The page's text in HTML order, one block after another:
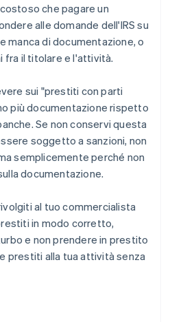
che pagare un
alle domande dell'IRS su
manca di documentazione, o
fra il titolare e l'attività.
sui "prestiti con parti
più documentazione rispetto
Se non conservi questa
soggetto a sanzioni, non
semplicemente perché non
documentazione.
al tuo commercialista
in modo corretto,
e non prendere in prestito
prestiti alla tua attività senza